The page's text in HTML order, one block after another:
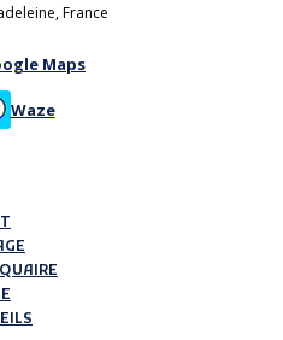
France
Maps
Waze